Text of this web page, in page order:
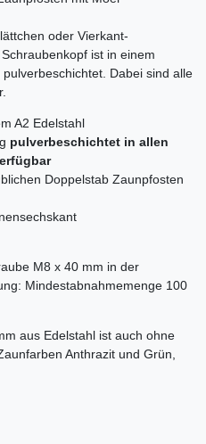
oder Vierkant-
ist in einem
Dabei sind alle
A2 Edelstahl
pulverbeschichtet in allen
Doppelstab Zaunpfosten
M8 x 40 mm in der
Mindestabnahmemenge 100
aus Edelstahl ist auch ohne
Anthrazit und Grün,